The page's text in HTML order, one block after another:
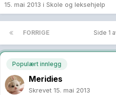
15. mai 2013 i Skole og leksehjelp
FORRIGE Side 1
Populært innlegg
Meridies
Skrevet 15. mai 2013